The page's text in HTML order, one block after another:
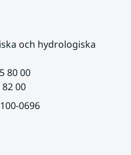
och hydrologiska
80 00
00
0696